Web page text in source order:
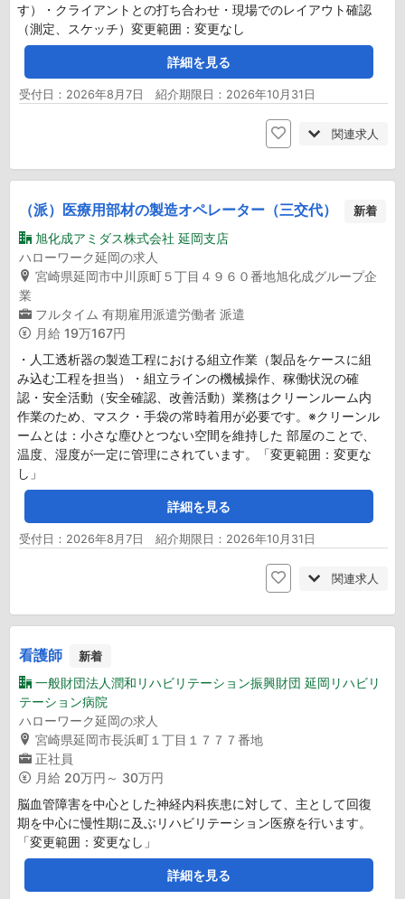
す）・クライアントとの打ち合わせ・現場でのレイアウト確認
（測定、スケッチ）変更範囲：変更なし
詳細を見る
受付日：2026年8月7日 紹介期限日：2026年10月31日
関連求人
（派）医療用部材の製造オペレーター（三交代） 新着
旭化成アミダス株式会社 延岡支店
ハローワーク延岡の求人
宮崎県延岡市中川原町５丁目４９６０番地旭化成グループ企
業
フルタイム 有期雇用派遣労働者 派遣
月給 19万167円
・人工透析器の製造工程における組立作業（製品をケースに組
み込む工程を担当）・組立ラインの機械操作、稼働状況の確
認・安全活動（安全確認、改善活動）業務はクリーンルーム内
作業のため、マスク・手袋の常時着用が必要です。※クリーンル
ームとは：小さな塵ひとつない空間を維持した 部屋のことで、
温度、湿度が一定に管理にされています。「変更範囲：変更な
し」
詳細を見る
受付日：2026年8月7日 紹介期限日：2026年10月31日
関連求人
看護師 新着
一般財団法人潤和リハビリテーション振興財団 延岡リハビリ
テーション病院
ハローワーク延岡の求人
宮崎県延岡市長浜町１丁目１７７７番地
正社員
月給 20万円～ 30万円
脳血管障害を中心とした神経内科疾患に対して、主として回復
期を中心に慢性期に及ぶリハビリテーション医療を行います。
「変更範囲：変更なし」
詳細を見る